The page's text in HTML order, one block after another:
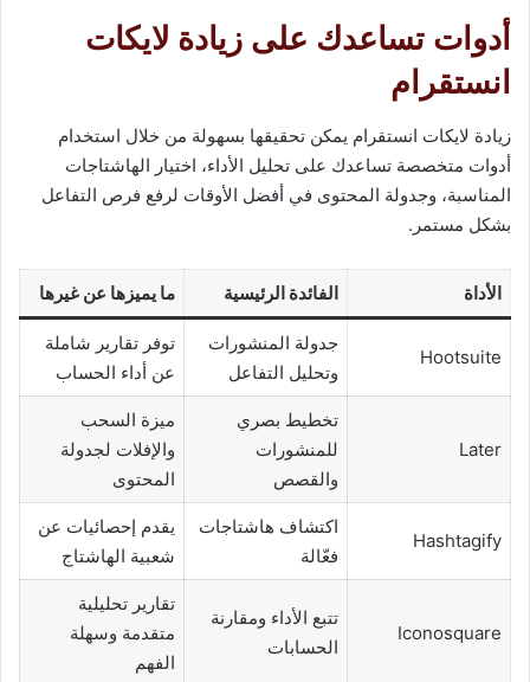
أدوات تساعدك على زيادة لايكات
انستقرام
زيادة لايكات انستقرام يمكن تحقيقها بسهولة من خلال استخدام
أدوات متخصصة تساعدك على تحليل الأداء، اختيار الهاشتاجات
المناسبة، وجدولة المحتوى في أفضل الأوقات لرفع فرص التفاعل
بشكل مستمر.
الأداة الفائدة الرئيسية ما يميزها عن غيرها
Hootsuite
جدولة المنشورات
وتحليل التفاعل
توفر تقارير شاملة
عن أداء الحساب
Later
تخطيط بصري
للمنشورات
والقصص
ميزة السحب
والإفلات لجدولة
المحتوى
Hashtagify
اكتشاف هاشتاجات
فعّالة
يقدم إحصائيات عن
شعبية الهاشتاج
Iconosquare
تتبع الأداء ومقارنة
الحسابات
تقارير تحليلية
متقدمة وسهلة
الفهم